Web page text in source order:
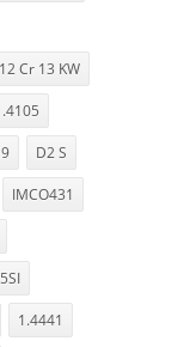
Cr 13 KW
D2 S
IMCO431
1.4441